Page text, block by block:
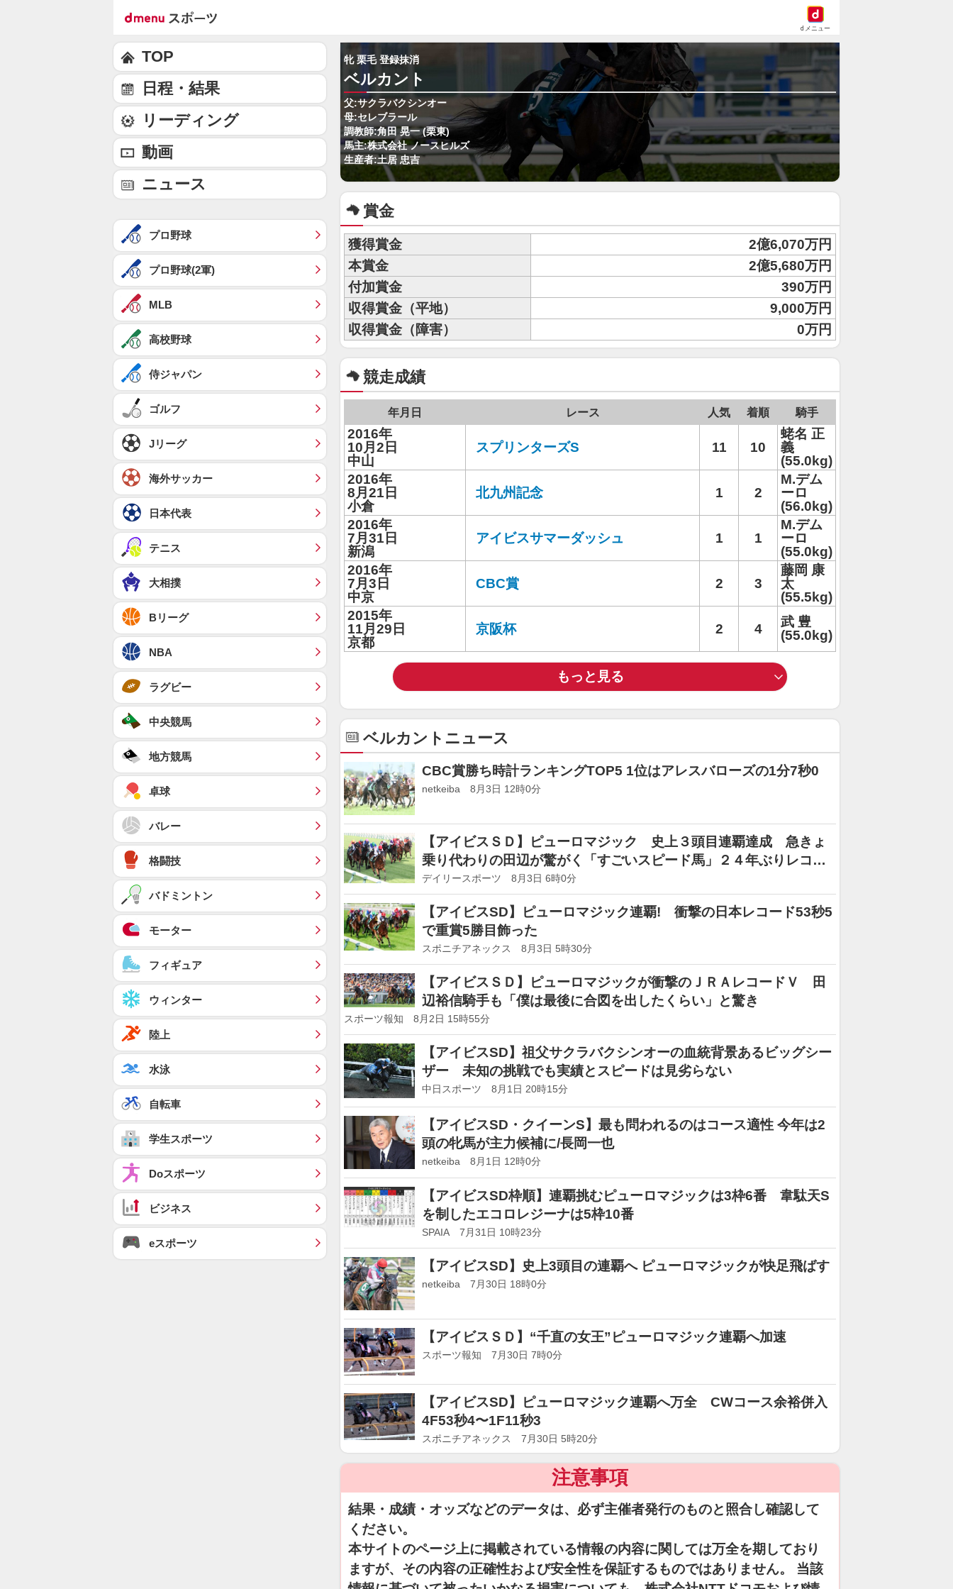
dメニュー
牝 栗毛 登録抹消
ベルカント
父:サクラバクシンオー
母:セレブラール
調教師:角田 晃一 (栗東)
馬主:株式会社 ノースヒルズ
生産者:土居 忠吉
賞金
獲得賞金
2億6,070万円
本賞金
2億5,680万円
付加賞金
390万円
収得賞金（平地）
9,000万円
収得賞金（障害）
0万円
競走成績
年月日 レース 人気 着順 騎手
2016年
10月2日
中山
スプリンターズS 11 10
蛯名 正
義
(55.0kg)
2016年
8月21日
小倉
北九州記念 1 2
M.デム
ーロ
(56.0kg)
2016年
7月31日
新潟
アイビスサマーダッシュ 1 1
M.デム
ーロ
(55.0kg)
2016年
7月3日
中京
CBC賞 2 3
藤岡 康
太
(55.5kg)
2015年
11月29日
京都
京阪杯 2 4
武 豊
(55.0kg)
もっと見る
ベルカントニュース
CBC賞勝ち時計ランキングTOP5 1位はアレスバローズの1分7秒0
netkeiba 8月3日 12時0分
【アイビスＳＤ】ピューロマジック 史上３頭目連覇達成 急きょ
乗り代わりの田辺が驚がく「すごいスピード馬」２４年ぶりレコー
ド更新
デイリースポーツ 8月3日 6時0分
【アイビスSD】ピューロマジック連覇! 衝撃の日本レコード53秒5
で重賞5勝目飾った
スポニチアネックス 8月3日 5時30分
【アイビスＳＤ】ピューロマジックが衝撃のＪＲＡレコードＶ 田
辺裕信騎手も「僕は最後に合図を出したくらい」と驚き
スポーツ報知 8月2日 15時55分
【アイビスSD】祖父サクラバクシンオーの血統背景あるビッグシー
ザー 未知の挑戦でも実績とスピードは見劣らない
中日スポーツ 8月1日 20時15分
【アイビスSD・クイーンS】最も問われるのはコース適性 今年は2
頭の牝馬が主力候補に/長岡一也
netkeiba 8月1日 12時0分
【アイビスSD枠順】連覇挑むピューロマジックは3枠6番 韋駄天S
を制したエコロレジーナは5枠10番
SPAIA 7月31日 10時23分
【アイビスSD】史上3頭目の連覇へ ピューロマジックが快足飛ばす
netkeiba 7月30日 18時0分
【アイビスＳＤ】“千直の女王”ピューロマジック連覇へ加速
スポーツ報知 7月30日 7時0分
【アイビスSD】ピューロマジック連覇へ万全 CWコース余裕併入
4F53秒4〜1F11秒3
スポニチアネックス 7月30日 5時20分
注意事項
結果・成績・オッズなどのデータは、必ず主催者発行のものと照合し確認して
ください。
本サイトのページ上に掲載されている情報の内容に関しては万全を期しており
ますが、その内容の正確性および安全性を保証するものではありません。 当該
TOP
日程・結果
リーディング
動画
ニュース
プロ野球
プロ野球(2軍)
MLB
高校野球
侍ジャパン
ゴルフ
Jリーグ
海外サッカー
日本代表
テニス
大相撲
Bリーグ
NBA
ラグビー
中央競馬
地方競馬
卓球
バレー
格闘技
バドミントン
モーター
フィギュア
ウィンター
陸上
水泳
自転車
学生スポーツ
Doスポーツ
ビジネス
eスポーツ